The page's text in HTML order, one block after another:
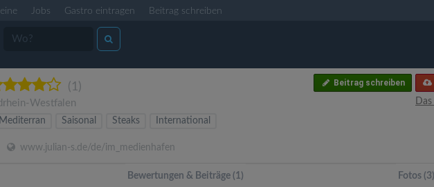
Jobs Gastro eintragen Beitrag schreiben
(1)
Westfalen
Beitrag schreiben
Mediterran Saisonal Steaks International
www.julian-s.de/de/im_medienhafen
Bewertungen & Beiträge (1) Fotos (3)